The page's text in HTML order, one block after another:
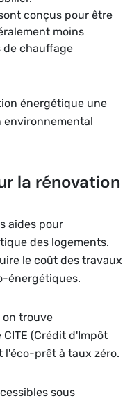
conçus pour être
moins
de chauffage
énergétique une
la rénovation
aides pour
des logements.
le coût des travaux
énergétiques.
on trouve
(Crédit d'Impôt
l'éco-prêt à taux zéro.
sous